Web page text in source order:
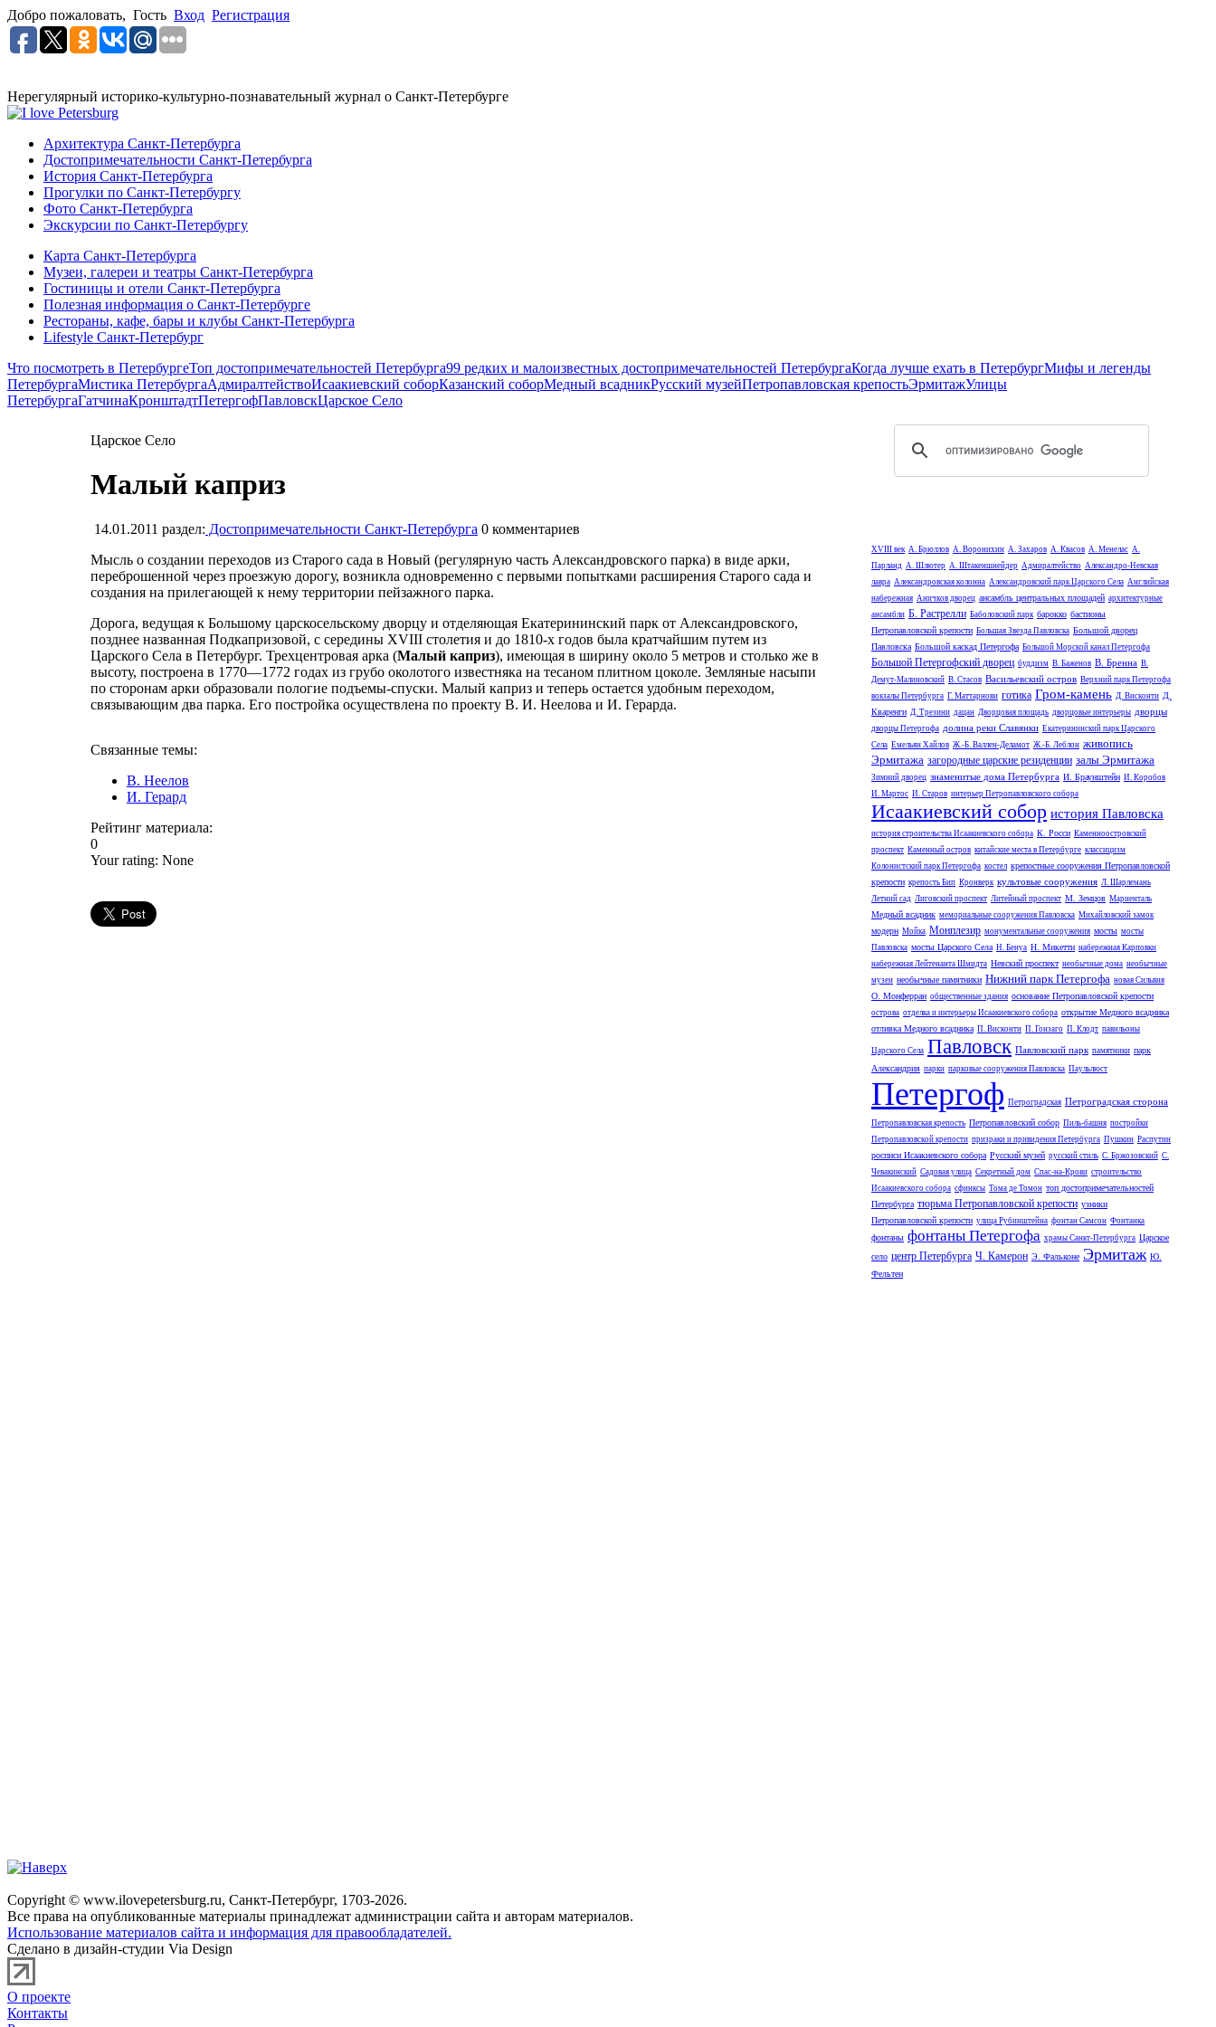
Добро пожаловать, Гость Вход Регистрация
Нерегулярный историко-культурно-познавательный журнал о Санкт-Петербурге
Архитектура Санкт-Петербурга
Достопримечательности Санкт-Петербурга
История Санкт-Петербурга
Прогулки по Санкт-Петербургу
Фото Санкт-Петербурга
Экскурсии по Санкт-Петербургу
Карта Санкт-Петербурга
Музеи, галереи и театры Санкт-Петербурга
Гостиницы и отели Санкт-Петербурга
Полезная информация о Санкт-Петербурге
Рестораны, кафе, бары и клубы Санкт-Петербурга
Lifestyle Санкт-Петербург
Что посмотреть в ПетербургеТоп достопримечательностей Петербурга99 редких и малоизвестных достопримечательностей ПетербургаКогда лучше ехать в ПетербургМифы и легенды
ПетербургаМистика ПетербургаАдмиралтействоИсаакиевский соборКазанский соборМедный всадникРусский музейПетропавловская крепостьЭрмитажУлицы
ПетербургаГатчинаКронштадтПетергофПавловскЦарское Село
Царское Село
Малый каприз
14.01.2011 раздел: Достопримечательности Санкт-Петербурга 0 комментариев
Мысль о создании переходов из Старого сада в Новый (регулярную часть Александровского парка) в виде арки,
переброшенной через проезжую дорогу, возникла одновременно с первыми попытками расширения Старого сада и
создания на прилегающей к нему территории пейзажного парка.
Дорога, ведущая к Большому царскосельскому дворцу и отделяющая Екатерининский парк от Александровского,
позднее названная Подкапризовой, с середины XVIII столетия и до 1810-х годов была кратчайшим путем из
Царского Села в Петербург. Трехцентровая арка (Малый каприз), имеющая в ширину около 5 метров и столько же в
высоту, построена в 1770—1772 годах из грубо околотого известняка на тесаном плитном цоколе. Земляные насыпи
по сторонам арки образовали пологие подъемы-спуски. Малый каприз и теперь остается удобным переходом,
связывающим два парка. Его постройка осуществлена по проекту В. И. Неелова и И. Герарда.
Связанные темы:
В. Неелов
И. Герард
Рейтинг материала:
0
Your rating: None
XVIII век А. Брюллов А. Воронихин А. Захаров А. Квасов А. Менелас А.
Парланд А. Шлютер А. Штакеншнейдер Адмиралтейство Александро-Невская
лавра Александровская колонна Александровский парк Царского Села Английская
набережная Аничков дворец ансамбль центральных площадей архитектурные
ансамбли Б. Растрелли Баболовский парк барокко бастионы
Петропавловской крепости Большая Звезда Павловска Большой дворец
Павловска Большой каскад Петергофа Большой Морской канал Петергофа
Большой Петергофский дворец буддизм В. Баженов В. Бренна В.
Демут-Малиновский В. Стасов Васильевский остров Верхний парк Петергофа
вокзалы Петербурга Г. Маттарнови готика Гром-камень Д. Висконти Д.
Кваренги Д. Трезини дацан Дворцовая площадь дворцовые интерьеры дворцы
дворцы Петергофа долина реки Славянки Екатерининский парк Царского
Села Емельян Хайлов Ж.-Б. Валлен-Деламот Ж.-Б. Леблон живопись
Эрмитажа загородные царские резиденции залы Эрмитажа
Зимний дворец знаменитые дома Петербурга И. Браунштейн И. Коробов
И. Мартос И. Старов интерьер Петропавловского собора
Исаакиевский собор история Павловска
история строительства Исаакиевского собора К. Росси Каменноостровский
проспект Каменный остров китайские места в Петербурге классицизм
Колонистский парк Петергофа костел крепостные сооружения Петропавловской
крепости крепость Бип Кронверк культовые сооружения Л. Шарлемань
Летний сад Лиговский проспект Литейный проспект М. Земцов Мариенталь
Медный всадник мемориальные сооружения Павловска Михайловский замок
модерн Мойка Монплезир монументальные сооружения мосты мосты
Павловска мосты Царского Села Н. Бенуа Н. Микетти набережная Карповки
набережная Лейтенанта Шмидта Невский проспект необычные дома необычные
музеи необычные памятники Нижний парк Петергофа новая Сильвия
О. Монферран общественные здания основание Петропавловской крепости
острова отделка и интерьеры Исаакиевского собора открытие Медного всадника
отливка Медного всадника П. Висконти П. Гонзаго П. Клодт павильоны
Царского Села Павловск Павловский парк памятники парк
Александрия парки парковые сооружения Павловска Паульлюст
Петергоф Петроградская Петроградская сторона
Петропавловская крепость Петропавловский собор Пиль-башня постройки
Петропавловской крепости призраки и привидения Петербурга Пушкин Распутин
росписи Исаакиевского собора Русский музей русский стиль С. Бржозовский С.
Чевакинский Садовая улица Секретный дом Спас-на-Крови строительство
Исаакиевского собора сфинксы Тома де Томон топ достопримечательностей
Петербурга тюрьма Петропавловской крепости узники
Петропавловской крепости улица Рубинштейна фонтан Самсон Фонтанка
фонтаны фонтаны Петергофа храмы Санкт-Петербурга Царское
село центр Петербурга Ч. Камерон Э. Фальконе Эрмитаж Ю.
Фельтен
Copyright © www.ilovepetersburg.ru, Санкт-Петербург, 1703-2026.
Все права на опубликованные материалы принадлежат администрации сайта и авторам материалов.
Использование материалов сайта и информация для правообладателей.
Сделано в дизайн-студии Via Design
О проекте
Контакты